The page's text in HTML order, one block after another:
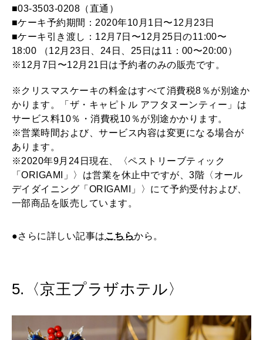
■03-3503-0208（直通）
■ケーキ予約期間：2020年10月1日〜12月23日
■ケーキ引き渡し：12月7日〜12月25日の11:00〜
18:00 （12月23日、24日、25日は11：00〜20:00）
※12月7日〜12月21日は予約者のみの販売です。
※クリスマスケーキの料金はすべて消費税8％が別途か
かります。「ザ・キャピトル アフタヌーンティー」は
サービス料10％・消費税10％が別途かかります。
※営業時間および、サービス内容は変更になる場合が
あります。
※2020年9月24日現在、〈ペストリーブティック
「ORIGAMI」〉は営業を休止中ですが、3階〈オール
デイダイニング「ORIGAMI」〉にて予約受付および、
一部商品を販売しています。
●さらに詳しい記事はこちらから。
5.〈京王プラザホテル〉